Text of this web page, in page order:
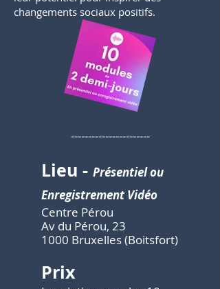
changements sociaux positifs.
-----------------------
Lieu - Présentiel ou
Enregistrement Vidéo
Centre Pérou
Av du Pérou, 23
1000 Bruxelles (Boitsfort)
Prix